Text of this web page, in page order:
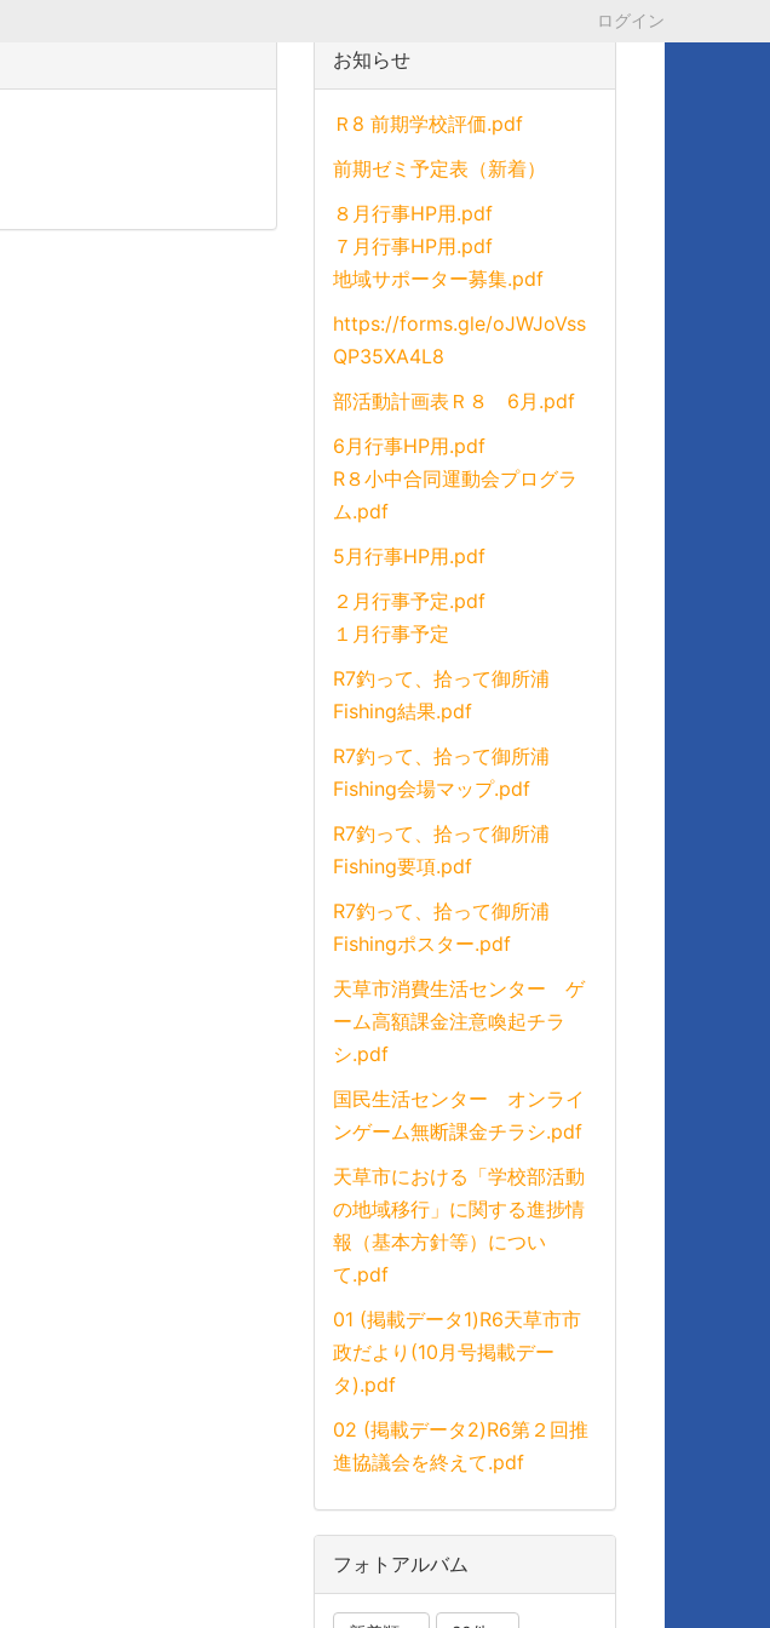
ログイン
お知らせ
Ｒ8 前期学校評価.pdf
前期ゼミ予定表（新着）
８月行事HP用.pdf
７月行事HP用.pdf
地域サポーター募集.pdf
https://forms.gle/oJWJoVss
QP35XA4L8
部活動計画表Ｒ８ 6月.pdf
6月行事HP用.pdf
R８小中合同運動会プログラ
ム.pdf
5月行事HP用.pdf
２月行事予定.pdf
１月行事予定
R7釣って、拾って御所浦
Fishing結果.pdf
R7釣って、拾って御所浦
Fishing会場マップ.pdf
R7釣って、拾って御所浦
Fishing要項.pdf
R7釣って、拾って御所浦
Fishingポスター.pdf
天草市消費生活センター ゲ
ーム高額課金注意喚起チラ
シ.pdf
国民生活センター オンライ
ンゲーム無断課金チラシ.pdf
天草市における「学校部活動
の地域移行」に関する進捗情
報（基本方針等）につい
て.pdf
01 (掲載データ1)R6天草市市
政だより(10月号掲載デー
タ).pdf
02 (掲載データ2)R6第２回推
進協議会を終えて.pdf
フォトアルバム